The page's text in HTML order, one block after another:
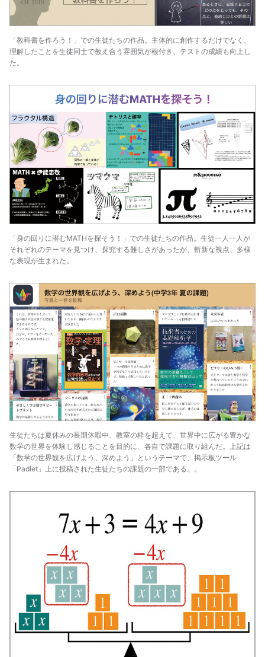
「教科書を作ろう！」での生徒たちの作品。主体的に創作するだけでなく、
理解したことを生徒同士で教え合う雰囲気が根付き、テストの成績も向上し
た。
「身の回りに潜むMATHを探そう！」での生徒たちの作品。生徒一人一人が
それぞれのテーマを見つけ、探究する難しさがあったが、斬新な視点、多様
な表現が生まれた。
生徒たちは夏休みの長期休暇中、教室の枠を超えて、世界中に広がる豊かな
数学の世界を体験し感じることを目的に、各自で課題に取り組んだ。上記は
「数学の世界観を広げよう、深めよう」というテーマで、掲示板ツール
「Padlet」上に投稿された生徒たちの課題の一部である。。